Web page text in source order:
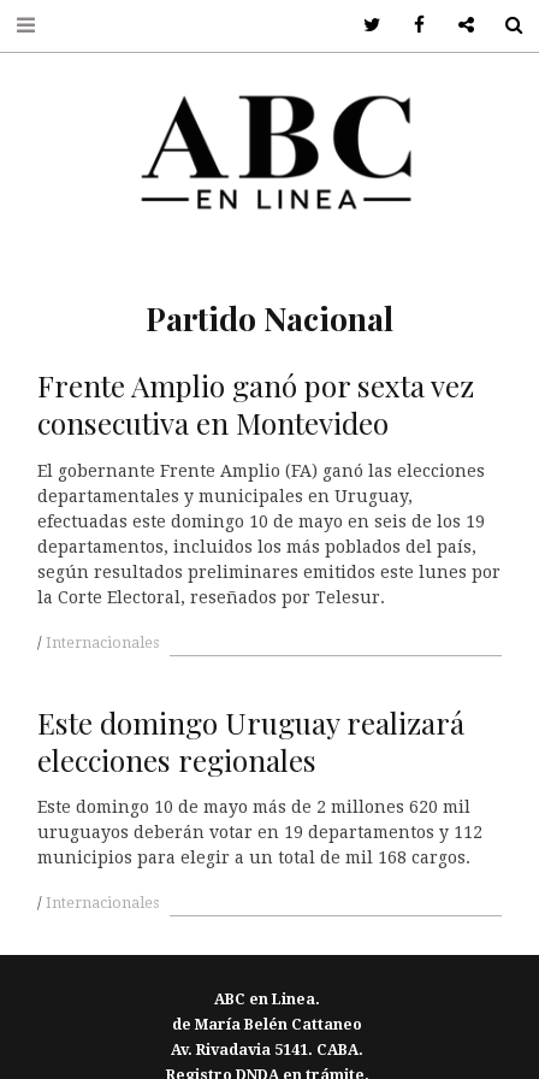
Partido Nacional
Frente Amplio ganó por sexta vez
consecutiva en Montevideo
El gobernante Frente Amplio (FA) ganó las elecciones
departamentales y municipales en Uruguay,
efectuadas este domingo 10 de mayo en seis de los 19
departamentos, incluidos los más poblados del país,
según resultados preliminares emitidos este lunes por
la Corte Electoral, reseñados por Telesur.
Internacionales
Este domingo Uruguay realizará
elecciones regionales
Este domingo 10 de mayo más de 2 millones 620 mil
uruguayos deberán votar en 19 departamentos y 112
municipios para elegir a un total de mil 168 cargos.
Internacionales
ABC en Linea.
de María Belén Cattaneo
Av. Rivadavia 5141. CABA.
Twitter FacebookGoogle +